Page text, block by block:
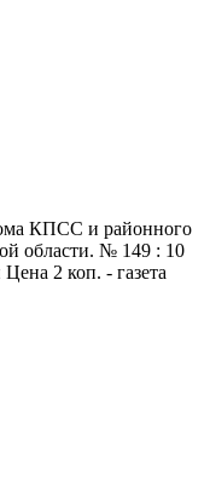
КПСС и районного
области. № 149 : 10
2 коп. - газета